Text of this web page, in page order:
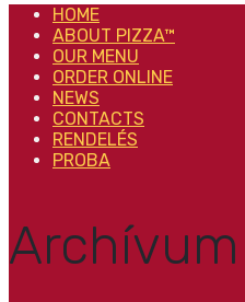
HOME
ABOUT PIZZA™
OUR MENU
ORDER ONLINE
NEWS
CONTACTS
RENDELÉS
PROBA
Archívum